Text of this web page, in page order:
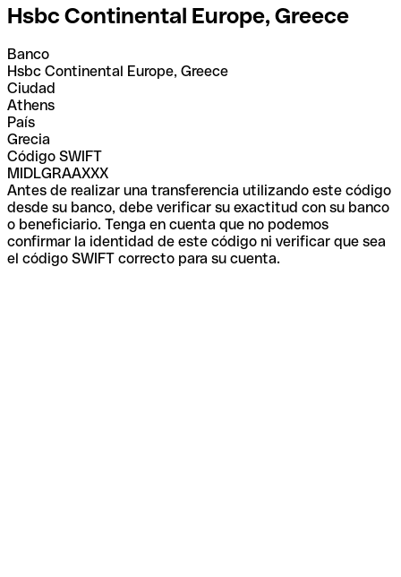
Hsbc Continental Europe, Greece
Banco
Hsbc Continental Europe, Greece
Ciudad
Athens
País
Grecia
Código SWIFT
MIDLGRAAXXX
Antes de realizar una transferencia utilizando este código
desde su banco, debe verificar su exactitud con su banco
o beneficiario. Tenga en cuenta que no podemos
confirmar la identidad de este código ni verificar que sea
el código SWIFT correcto para su cuenta.